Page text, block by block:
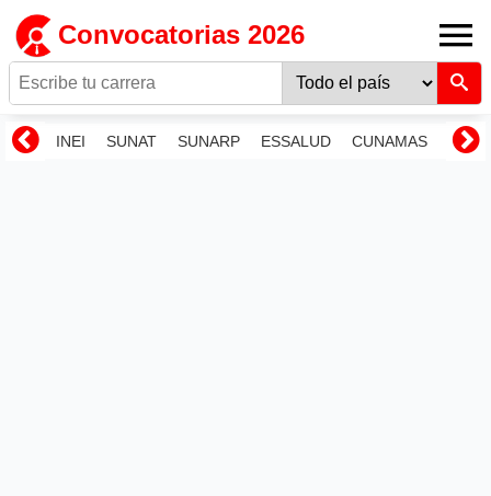
Convocatorias 2026
INEI SUNAT SUNARP ESSALUD CUNAMAS